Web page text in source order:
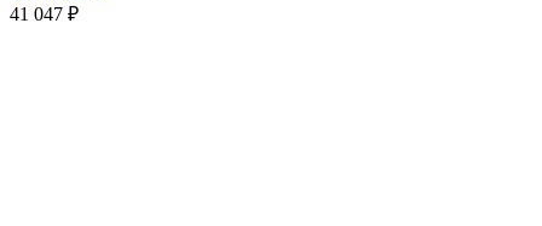
41 047 ₽